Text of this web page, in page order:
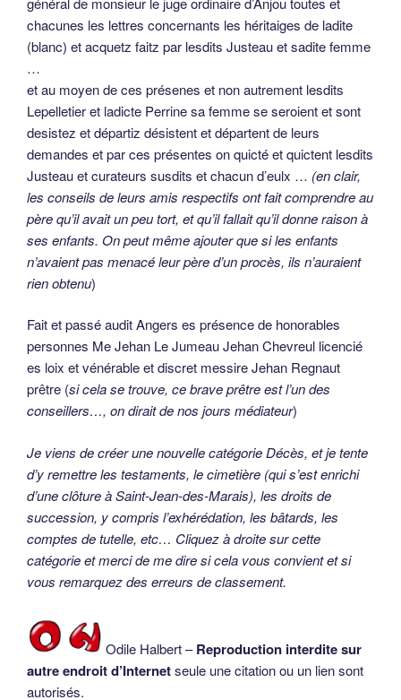
chacunes les lettres concernants les héritaiges de ladite
(blanc) et acquetz faitz par lesdits Justeau et sadite femme
…
et au moyen de ces présenes et non autrement lesdits
Lepelletier et ladicte Perrine sa femme se seroient et sont
desistez et départiz désistent et départent de leurs
demandes et par ces présentes on quicté et quictent lesdits
Justeau et curateurs susdits et chacun d’eulx … (en clair,
les conseils de leurs amis respectifs ont fait comprendre au
père qu’il avait un peu tort, et qu’il fallait qu’il donne raison à
ses enfants. On peut même ajouter que si les enfants
n’avaient pas menacé leur père d’un procès, ils n’auraient
rien obtenu)
Fait et passé audit Angers es présence de honorables
personnes Me Jehan Le Jumeau Jehan Chevreul licencié
es loix et vénérable et discret messire Jehan Regnaut
prêtre (si cela se trouve, ce brave prêtre est l’un des
conseillers…, on dirait de nos jours médiateur)
Je viens de créer une nouvelle catégorie Décès, et je tente
d’y remettre les testaments, le cimetière (qui s’est enrichi
d’une clôture à Saint-Jean-des-Marais), les droits de
succession, y compris l’exhérédation, les bâtards, les
comptes de tutelle, etc… Cliquez à droite sur cette
catégorie et merci de me dire si cela vous convient et si
vous remarquez des erreurs de classement.
Odile Halbert –Reproduction interdite sur
autre endroit d’Internetseule une citation ou un lien sont
autorisés.